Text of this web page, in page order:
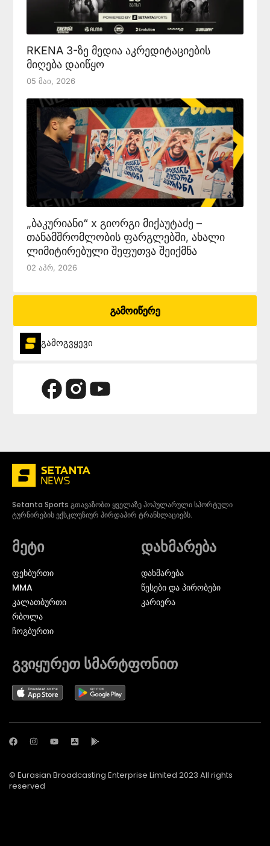
RKENA 3-ზე მედია აკრედიტაციების
მიღება დაიწყო
05 Მაი, 2026
„ბაკურიანი“ x გიორგი მიქაუტაძე –
თანამშრომლობის ფარგლებში, ახალი
ლიმიტირებული შეფუთვა შეიქმნა
02 Აპრ, 2026
გამოიწერე
გამოგვყევი
Setanta Sports გთავაზობთ ყველაზე პოპულარული სპორტული
ტურნირების ექსკლუზიურ პირდაპირ ტრანსლაციებს.
მეტი
ᲤᲔᲮᲑᲣᲠᲗᲘ
MMA
ᲙᲐᲚᲐᲗᲑᲣᲠᲗᲘ
ᲠᲑᲝᲚᲐ
ᲩᲝᲒᲑᲣᲠᲗᲘ
დახმარება
დახმარება
წესები და პირობები
კარიერა
გვიყურეთ სმარტფონით
© Eurasian Broadcasting Enterprise Limited 2023 All rights
reserved